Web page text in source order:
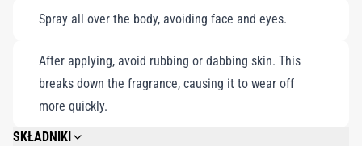
Spray all over the body, avoiding face and eyes.
After applying, avoid rubbing or dabbing skin. This
breaks down the fragrance, causing it to wear off
more quickly.
SKŁADNIKI